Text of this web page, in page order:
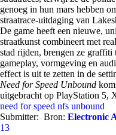
genoeg in hun mars hebben
straatrace-uitdaging van
De game heeft een nieuwe,
straatkunst combineert met
stad rijden, brengen ze graffiti
gameplay, vormgeving en
effect is uit te zetten in de
Need for Speed Unbound
uitgebracht op PlayStation 5,
need for speed nfs unbound
Submitter: Bron: Electronic
13